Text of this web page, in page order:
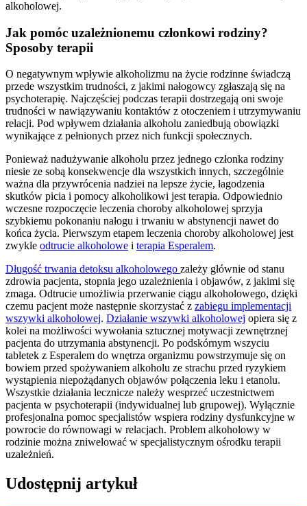
alkoholowej.
Jak pomóc uzależnionemu członkowi rodziny?
Sposoby terapii
O negatywnym wpływie alkoholizmu na życie rodzinne świadczą
przede wszystkim trudności, z jakimi nałogowcy zgłaszają się na
psychoterapię. Najczęściej podczas terapii dostrzegają oni swoje
trudności w nawiązywaniu kontaktów z otoczeniem i utrzymywaniu
relacji. Pod wpływem działania alkoholu zaniedbują obowiązki
wynikające z pełnionych przez nich funkcji społecznych.
Ponieważ nadużywanie alkoholu przez jednego członka rodziny
niesie ze sobą konsekwencje dla wszystkich innych, szczególnie
ważna dla przywrócenia nadziei na lepsze życie, łagodzenia
skutków picia i pomocy alkoholikowi jest terapia. Odpowiednio
wczesne rozpoczęcie leczenia choroby alkoholowej sprzyja
szybkiemu pokonaniu nałogu i trwaniu w abstynencji nawet do
końca życia. Pierwszym etapem leczenia choroby alkoholowej jest
zwykle odtrucie alkoholowe i terapia Esperalem.
Długość trwania detoksu alkoholowego zależy głównie od stanu
zdrowia pacjenta, stopnia jego uzależnienia i objawów, z jakimi się
zmaga. Odtrucie umożliwia przerwanie ciągu alkoholowego, dzięki
czemu pacjent może następnie skorzystać z zabiegu implementacji
wszywki alkoholowej. Działanie wszywki alkoholowej opiera się z
kolei na możliwości wywołania sztucznej motywacji zewnętrznej
pacjenta do utrzymania abstynencji. Po podskórnym wszyciu
tabletek z Esperalem do wnętrza organizmu powstrzymuje się on
bowiem przed spożywaniem alkoholu ze strachu przed ryzykiem
wystąpienia niepożądanych objawów połączenia leku i etanolu.
Wszystkie działania lecznicze należy wesprzeć uczestnictwem
pacjenta w psychoterapii (indywidualnej lub grupowej). Wyłącznie
profesjonalna pomoc specjalistów wspiera rodziny dysfunkcyjne w
powrocie do równowagi w relacjach. Problem alkoholowy w
rodzinie można zniwelować w specjalistycznym ośrodku terapii
uzależnień.
Udostępnij artykuł